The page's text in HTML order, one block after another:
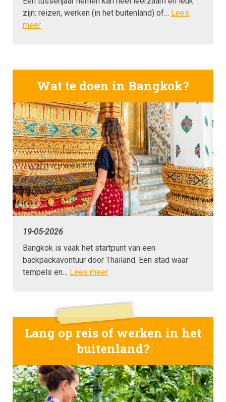
zijn: reizen, werken (in het buitenland) of… Lees
meer
Wat te doen in Bangkok?
19-05-2026
Bangkok is vaak het startpunt van een
backpackavontuur door Thailand. Een stad waar
tempels en… Lees meer
Lang op reis of werken in het
buitenland?